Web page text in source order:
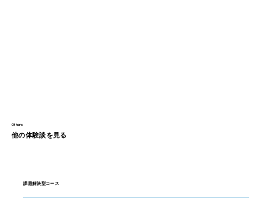
Others
他の体験談を見る
課題解決型コース